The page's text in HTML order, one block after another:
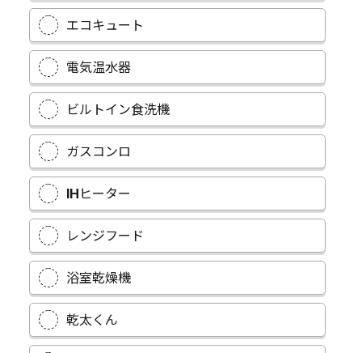
エコキュート
電気温水器
ビルトイン食洗機
ガスコンロ
IHヒーター
レンジフード
浴室乾燥機
乾太くん